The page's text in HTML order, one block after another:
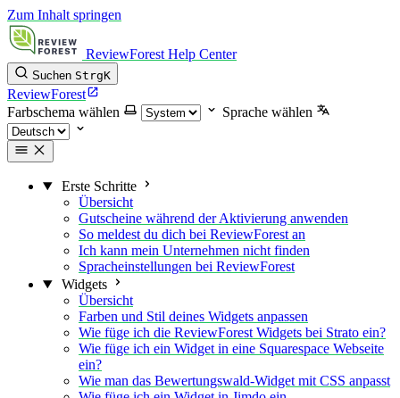
Zum Inhalt springen
ReviewForest Help Center
Suchen StrgK
ReviewForest
Farbschema wählen
Sprache wählen
Erste Schritte
Übersicht
Gutscheine während der Aktivierung anwenden
So meldest du dich bei ReviewForest an
Ich kann mein Unternehmen nicht finden
Spracheinstellungen bei ReviewForest
Widgets
Übersicht
Farben und Stil deines Widgets anpassen
Wie füge ich die ReviewForest Widgets bei Strato ein?
Wie füge ich ein Widget in eine Squarespace Webseite
ein?
Wie man das Bewertungswald-Widget mit CSS anpasst